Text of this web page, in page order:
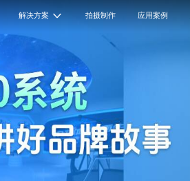
解决方案 拍摄制作 应用案例